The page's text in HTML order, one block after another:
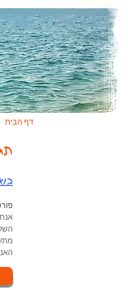
content
דף הבית